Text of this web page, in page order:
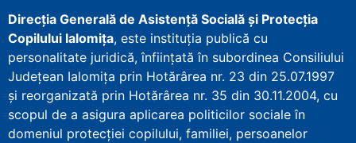
Direcţia Generală de Asistenţă Socială şi Protecţia
Copilului Ialomița, este instituţia publică cu
personalitate juridică, înfiinţată în subordinea Consiliului
Județean Ialomița prin Hotărârea nr. 23 din 25.07.1997
şi reorganizată prin Hotărârea nr. 35 din 30.11.2004, cu
scopul de a asigura aplicarea politicilor sociale în
domeniul protecţiei copilului, familiei, persoanelor